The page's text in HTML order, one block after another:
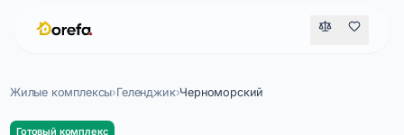
Жилые комплексы›Геленджик›Черноморский
Готовый комплекс